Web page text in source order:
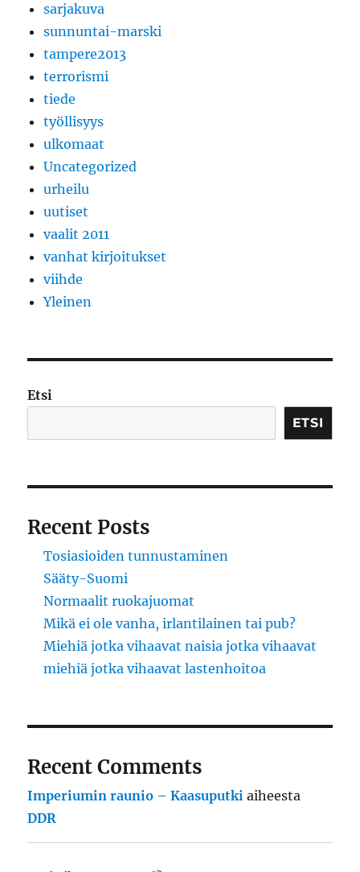
sarjakuva
sunnuntai-marski
tampere2013
terrorismi
tiede
työllisyys
ulkomaat
Uncategorized
urheilu
uutiset
vaalit 2011
vanhat kirjoitukset
viihde
Yleinen
Etsi
ETSI
Recent Posts
Tosiasioiden tunnustaminen
Sääty-Suomi
Normaalit ruokajuomat
Mikä ei ole vanha, irlantilainen tai pub?
Miehiä jotka vihaavat naisia jotka vihaavat
miehiä jotka vihaavat lastenhoitoa
Recent Comments
Imperiumin raunio – Kaasuputki aiheesta
DDR